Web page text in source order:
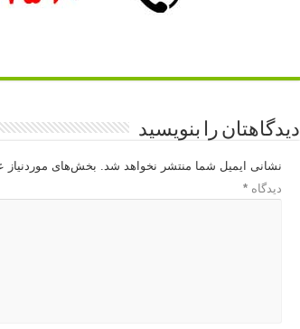
دیدگاهتان را بنویسید
نشانی ایمیل شما منتشر نخواهد شد. بخش‌های موردنیاز
دیدگاه*